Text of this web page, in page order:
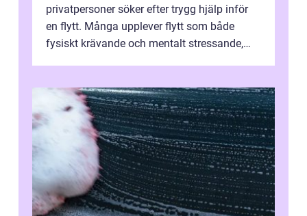
privatpersoner söker efter trygg hjälp inför
en flytt. Många upplever flytt som både
fysiskt krävande och mentalt stressande,